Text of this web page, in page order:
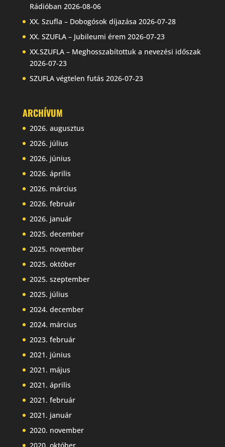
Rádióban 2026-08-06
XX. Szufla – Dobogósok díjazása 2026-07-28
XX. SZUFLA – Jubileumi érem 2026-07-23
XX.SZUFLA – Meghosszabítottuk a nevezési időszak
2026-07-23
SZUFLA végtelen futás 2026-07-23
ARCHÍVUM
2026. augusztus
2026. július
2026. június
2026. április
2026. március
2026. február
2026. január
2025. december
2025. november
2025. október
2025. szeptember
2025. július
2024. december
2024. március
2023. február
2021. június
2021. május
2021. április
2021. február
2021. január
2020. november